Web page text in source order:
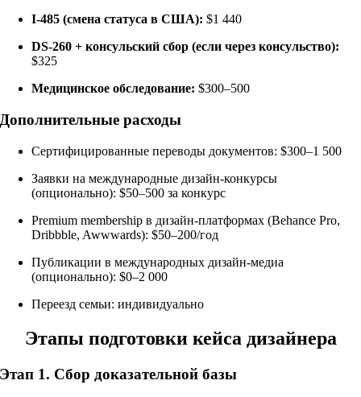
I-485 (смена статуса в США): $1 440
DS-260 + консульский сбор (если через консульство):
$325
Медицинское обследование: $300–500
Дополнительные расходы
Сертифицированные переводы документов: $300–1 500
Заявки на международные дизайн-конкурсы
(опционально): $50–500 за конкурс
Premium membership в дизайн-платформах (Behance Pro,
Dribbble, Awwwards): $50–200/год
Публикации в международных дизайн-медиа
(опционально): $0–2 000
Переезд семьи: индивидуально
Этапы подготовки кейса дизайнера
Этап 1. Сбор доказательной базы